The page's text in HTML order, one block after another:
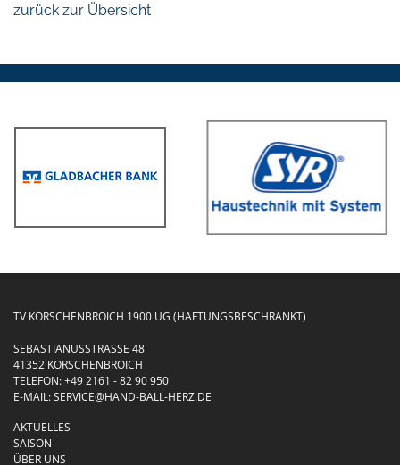
zurück zur Übersicht
TV KORSCHENBROICH 1900 UG (HAFTUNGSBESCHRÄNKT)
SEBASTIANUSSTRASSE 48
41352 KORSCHENBROICH
TELEFON:+49 2161 - 82 90 950
E-MAIL:SERVICE@HAND-BALL-HERZ.DE
AKTUELLES
SAISON
ÜBER UNS